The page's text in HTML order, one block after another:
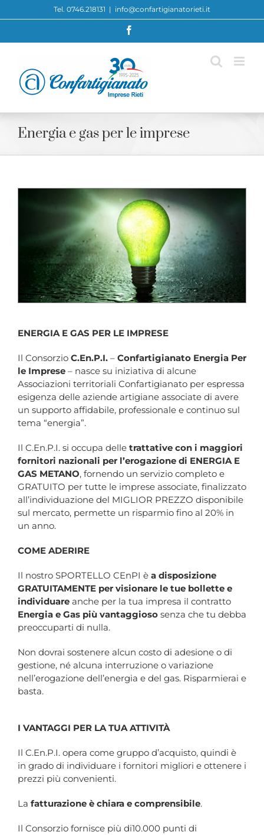
to
Tel. 0746.218131 | info@confartigianatorieti.it
Energia e gas per le imprese
ENERGIA E GAS PER LE IMPRESE
Il Consorzio C.En.P.I. – Confartigianato Energia Per
le Imprese – nasce su iniziativa di alcune
Associazioni territoriali Confartigianato per espressa
esigenza delle aziende artigiane associate di avere
un supporto affidabile, professionale e continuo sul
tema “energia”.
Il C.En.P.I. si occupa delle trattative con i maggiori
fornitori nazionali per l’erogazione di ENERGIA E
GAS METANO, fornendo un servizio completo e
GRATUITO per tutte le imprese associate, finalizzato
all’individuazione del MIGLIOR PREZZO disponibile
sul mercato, permette un risparmio fino al 20% in
un anno.
COME ADERIRE
Il nostro SPORTELLO CEnPI è a disposizione
GRATUITAMENTE per visionare le tue bollette e
individuare anche per la tua impresa il contratto
Energia e Gas più vantaggioso senza che tu debba
preoccuparti di nulla.
Non dovrai sostenere alcun costo di adesione o di
gestione, né alcuna interruzione o variazione
nell’erogazione dell’energia e del gas. Risparmierai e
basta.
I VANTAGGI PER LA TUA ATTIVITÀ
Il C.En.P.I. opera come gruppo d’acquisto, quindi è
in grado di individuare i fornitori migliori e ottenere i
prezzi più convenienti.
La fatturazione è chiara e comprensibile.
Il Consorzio fornisce più di10.000 punti di